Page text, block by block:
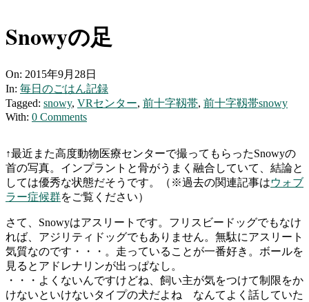
Snowyの足
On: 2015年9月28日
In: 毎日のごはん記録
Tagged: snowy, VRセンター, 前十字靱帯, 前十字靱帯snowy
With: 0 Comments
↑最近また高度動物医療センターで撮ってもらったSnowyの
首の写真。インプラントと骨がうまく融合していて、結論と
しては優秀な状態だそうです。（※過去の関連記事はウォブ
ラー症候群をご覧ください）
さて、Snowyはアスリートです。フリスビードッグでもなけ
れば、アジリティドッグでもありません。無駄にアスリート
気質なのです・・・。走っていることが一番好き。ボールを
見るとアドレナリンが出っぱなし。
・・・よくないんですけどね、飼い主が気をつけて制限をか
けないといけないタイプの犬だよね なんてよく話していた